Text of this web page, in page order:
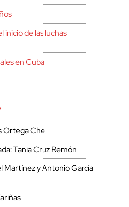
inicio de las luchas
en Cuba
Ortega Che
Tania Cruz Remón
Martínez y Antonio García